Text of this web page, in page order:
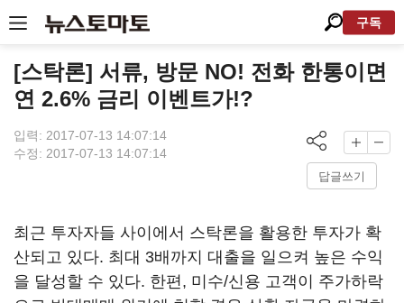
구독
[스탁론] 서류, 방문 NO! 전화 한통이면
연 2.6% 금리 이벤트가!?
입력: 2017-07-13 14:07:14
수정: 2017-07-13 14:07:14
답글쓰기
최근 투자자들 사이에서 스탁론을 활용한 투자가 확
산되고 있다. 최대 3배까지 대출을 일으켜 높은 수익
을 달성할 수 있다. 한편, 미수/신용 고객이 주가하락